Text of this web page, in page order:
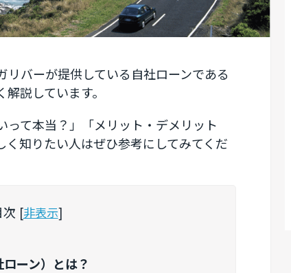
バーが提供している自社ローンである
説しています。
って本当？」「メリット・デメリット
知りたい人はぜひ参考にしてみてくだ
次 [非表示]
ーン）とは？